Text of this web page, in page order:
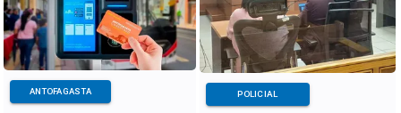
ANTOFAGASTA POLICIAL